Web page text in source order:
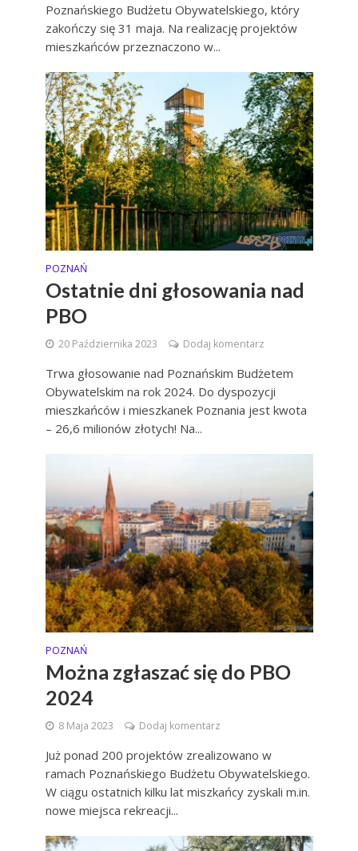
Poznańskiego Budżetu Obywatelskiego, który
zakończy się 31 maja. Na realizację projektów
mieszkańców przeznaczono w...
POZNAŃ
Ostatnie dni głosowania nad
PBO
20 Października 2023 Dodaj komentarz
Trwa głosowanie nad Poznańskim Budżetem
Obywatelskim na rok 2024. Do dyspozycji
mieszkańców i mieszkanek Poznania jest kwota
– 26,6 milionów złotych! Na...
POZNAŃ
Można zgłaszać się do PBO
2024
8 Maja 2023 Dodaj komentarz
Już ponad 200 projektów zrealizowano w
ramach Poznańskiego Budżetu Obywatelskiego.
W ciągu ostatnich kilku lat miszkańcy zyskali m.in.
nowe miejsca rekreacji...